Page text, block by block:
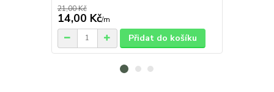
21,00 Kč
14,00 Kč/m
Přidat do košíku